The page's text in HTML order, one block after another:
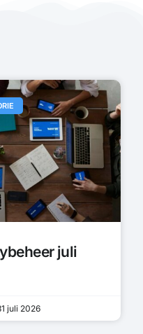
juli
juli 2026